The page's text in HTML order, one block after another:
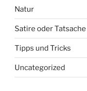
Natur
Satire oder Tatsache
Tipps und Tricks
Uncategorized